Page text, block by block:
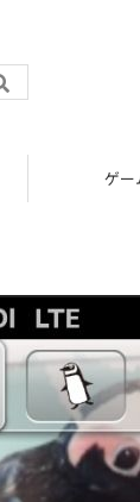
ゲー